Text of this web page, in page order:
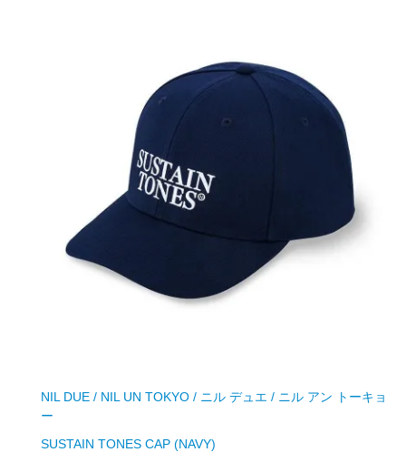
NIL DUE / NIL UN TOKYO / ニル デュエ / ニル アン トーキョ
ー
SUSTAIN TONES CAP (NAVY)